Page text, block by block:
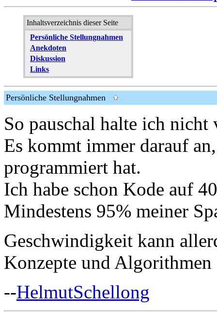
Inhaltsverzeichnis dieser Seite
Persönliche Stellungnahmen
Anekdoten
Diskussion
Links
Persönliche Stellungnahmen
So pauschal halte ich
Es kommt immer darauf
programmiert hat.
Ich habe schon Kode auf
Mindestens 95% meiner
Geschwindigkeit kann
Konzepte und Algorithmen
--HelmutSchellong